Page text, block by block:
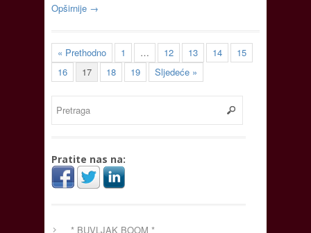
Opširnije →
« Prethodno 1 … 12 13 14
15
16
17 18 19 Sljedeće »
Pratite nas na:
* BUVLJAK BOOM *